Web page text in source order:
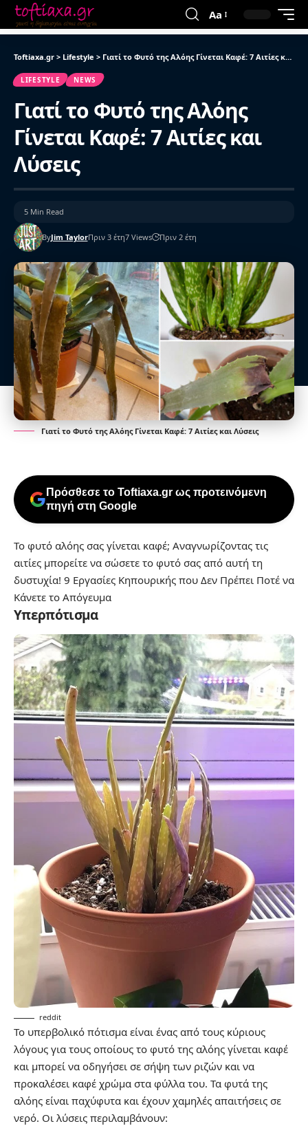
Aa
Toftiaxa.gr > Lifestyle > Γιατί το Φυτό της Αλόης Γίνεται Καφέ: 7 Αιτίες και Λύσεις
LIFESTYLE NEWS
Γιατί το Φυτό της Αλόης
Γίνεται Καφέ: 7 Αιτίες και
Λύσεις
ByJim TaylorΠριν 3 έτη7 Views Πριν 2 έτη
5 Min Read
Γιατί το Φυτό της Αλόης Γίνεται Καφέ: 7 Αιτίες και Λύσεις
Πρόσθεσε το Toftiaxa.gr ως προτεινόμενη
πηγή στη Google
Το φυτό αλόης σας γίνεται καφέ; Αναγνωρίζοντας τις
αιτίες μπορείτε να σώσετε το φυτό σας από αυτή τη
δυστυχία! 9 Εργασίες Κηπουρικής που Δεν Πρέπει Ποτέ να
Κάνετε το Απόγευμα
Υπερπότισμα
reddit
Το υπερβολικό πότισμα είναι ένας από τους κύριους
λόγους για τους οποίους το φυτό της αλόης γίνεται καφέ
και μπορεί να οδηγήσει σε σήψη των ριζών και να
προκαλέσει καφέ χρώμα στα φύλλα του. Τα φυτά της
αλόης είναι παχύφυτα και έχουν χαμηλές απαιτήσεις σε
νερό. Οι λύσεις περιλαμβάνουν: